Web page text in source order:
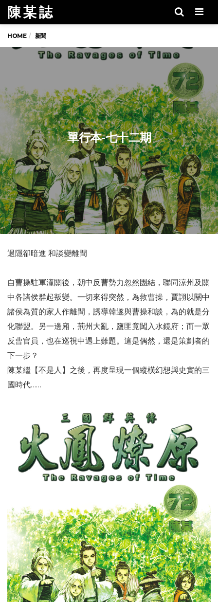
陳 某 誌
HOME 新聞
單行本-七十二期
退隱卻暗進 和談變離間
自曹操駐軍潼關後，朝中反曹勢力忽然團結，聯同涼州及關
中各諸侯群起叛變。一切來得突然，為救曹操，賈詡以關中
諸侯為質的家人作離間，誘導韓遂與曹操和談，為的就是分
化聯盟。另一邊廂，荊州大亂，鹽匪竟闖入水鏡府；而一眾
反曹官員，也在巡視中遇上難題。這是偶然，還是策劃者的
下一步？
陳某繼【不是人】之後，再度呈現一個縱橫幻想與史實的三
國時代……